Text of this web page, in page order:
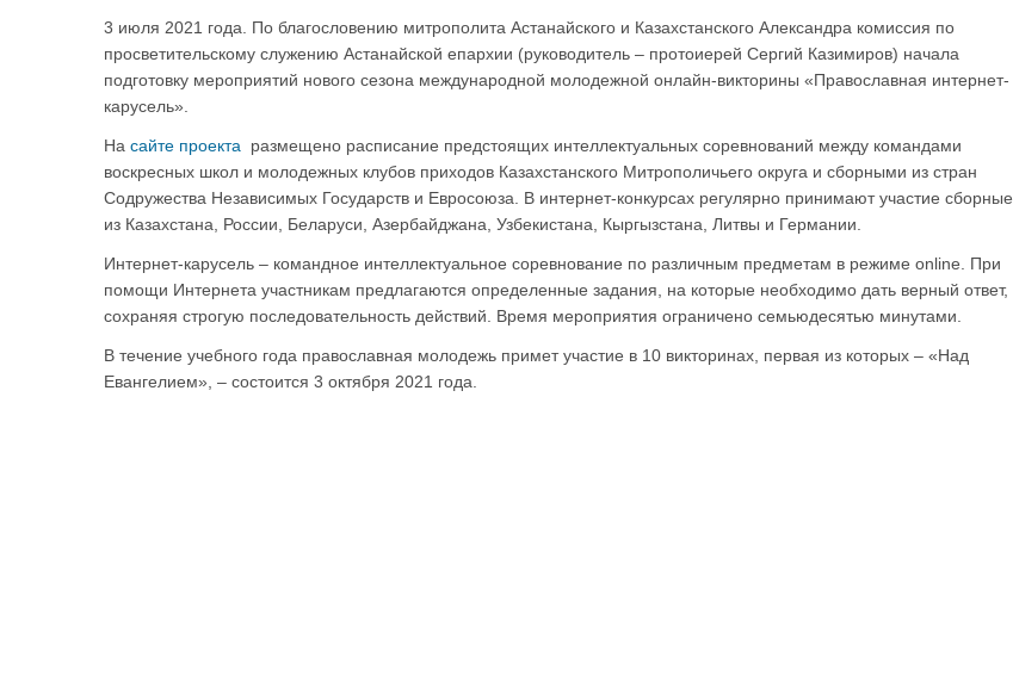
3 июля 2021 года. По благословению митрополита Астанайского и Казахстанского Александра комиссия по
просветительскому служению Астанайской епархии (руководитель – протоиерей Сергий Казимиров) начала
подготовку мероприятий нового сезона международной молодежной онлайн-викторины «Православная интернет-
карусель».
На сайте проекта размещено расписание предстоящих интеллектуальных соревнований между командами
воскресных школ и молодежных клубов приходов Казахстанского Митрополичьего округа и сборными из стран
Содружества Независимых Государств и Евросоюза. В интернет-конкурсах регулярно принимают участие сборные
из Казахстана, России, Беларуси, Азербайджана, Узбекистана, Кыргызстана, Литвы и Германии.
Интернет-карусель – командное интеллектуальное соревнование по различным предметам в режиме online. При
помощи Интернета участникам предлагаются определенные задания, на которые необходимо дать верный ответ,
сохраняя строгую последовательность действий. Время мероприятия ограничено семьюдесятью минутами.
В течение учебного года православная молодежь примет участие в 10 викторинах, первая из которых – «Над
Евангелием», – состоится 3 октября 2021 года.